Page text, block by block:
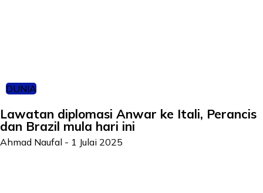
DUNIA
Lawatan diplomasi Anwar ke Itali, Perancis
dan Brazil mula hari ini
Ahmad Naufal - 1 Julai 2025